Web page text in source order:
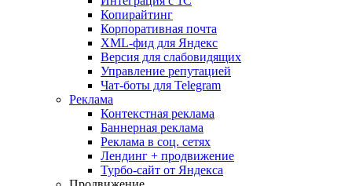
Копирайтинг
Корпоративная почта
XML-фид для Яндекс
Версия для слабовидящих
Управление репутацией
Чат-боты для Telegram
Реклама
Контекстная реклама
Баннерная реклама
Реклама в соц. сетях
Лендинг + продвижение
Турбо-сайт от Яндекса